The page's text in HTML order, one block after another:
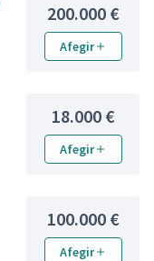
200.000 €
Afegir
18.000 €
Afegir
100.000 €
Afegir